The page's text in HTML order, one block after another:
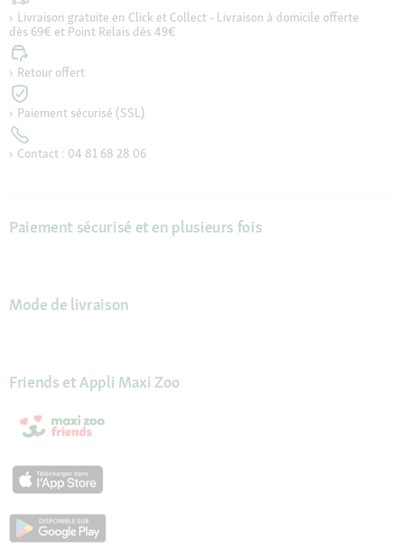
Livraison gratuite en Click et Collect - Livraison à domicile offerte
dès 69€ et Point Relais dès 49€
Retour offert
Paiement sécurisé (SSL)
Contact : 04 81 68 28 06
Paiement sécurisé et en plusieurs fois
Mode de livraison
Friends et Appli Maxi Zoo